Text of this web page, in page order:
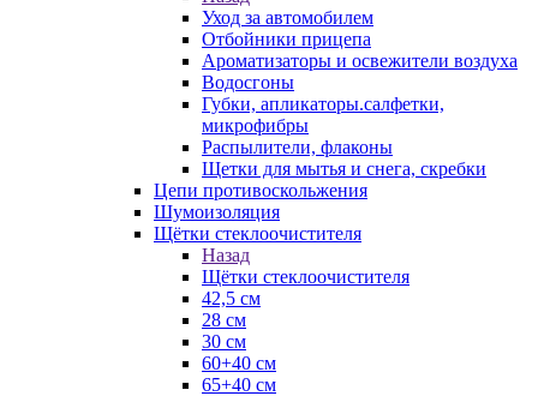
Уход за автомобилем
Отбойники прицепа
Ароматизаторы и освежители воздуха
Водосгоны
Губки, апликаторы.салфетки,
микрофибры
Распылители, флаконы
Щетки для мытья и снега, скребки
Цепи противоскольжения
Шумоизоляция
Щётки стеклоочистителя
Назад
Щётки стеклоочистителя
42,5 см
28 см
30 см
60+40 см
65+40 см